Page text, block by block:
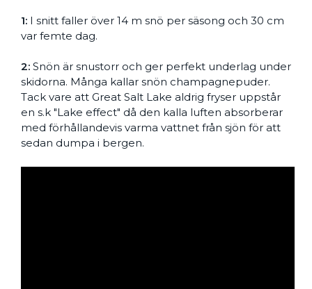
1: I snitt faller över 14 m snö per säsong och 30 cm
var femte dag.
2: Snön är snustorr och ger perfekt underlag under
skidorna. Många kallar snön champagnepuder.
Tack vare att Great Salt Lake aldrig fryser uppstår
en s.k "Lake effect" då den kalla luften absorberar
med förhållandevis varma vattnet från sjön för att
sedan dumpa i bergen.